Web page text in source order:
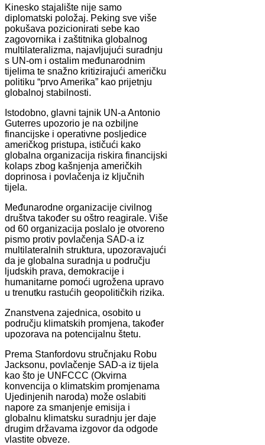
Kinesko stajalište nije samo
diplomatski položaj. Peking sve više
pokušava pozicionirati sebe kao
zagovornika i zaštitnika globalnog
multilateralizma, najavljujući suradnju
s UN-om i ostalim međunarodnim
tijelima te snažno kritizirajući američku
politiku “prvo Amerika” kao prijetnju
globalnoj stabilnosti.
Istodobno, glavni tajnik UN-a Antonio
Guterres upozorio je na ozbiljne
financijske i operativne posljedice
američkog pristupa, ističući kako
globalna organizacija riskira financijski
kolaps zbog kašnjenja američkih
doprinosa i povlačenja iz ključnih
tijela.
Međunarodne organizacije civilnog
društva također su oštro reagirale. Više
od 60 organizacija poslalo je otvoreno
pismo protiv povlačenja SAD-a iz
multilateralnih struktura, upozoravajući
da je globalna suradnja u području
ljudskih prava, demokracije i
humanitarne pomoći ugrožena upravo
u trenutku rastućih geopolitičkih rizika.
Znanstvena zajednica, osobito u
području klimatskih promjena, također
upozorava na potencijalnu štetu.
Prema Stanfordovu stručnjaku Robu
Jacksonu, povlačenje SAD-a iz tijela
kao što je UNFCCC (Okvirna
konvencija o klimatskim promjenama
Ujedinjenih naroda) može oslabiti
napore za smanjenje emisija i
globalnu klimatsku suradnju jer daje
drugim državama izgovor da odgode
vlastite obveze.